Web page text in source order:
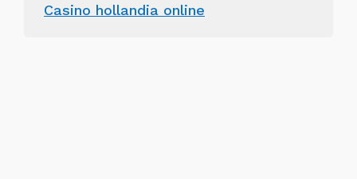
Casino hollandia online